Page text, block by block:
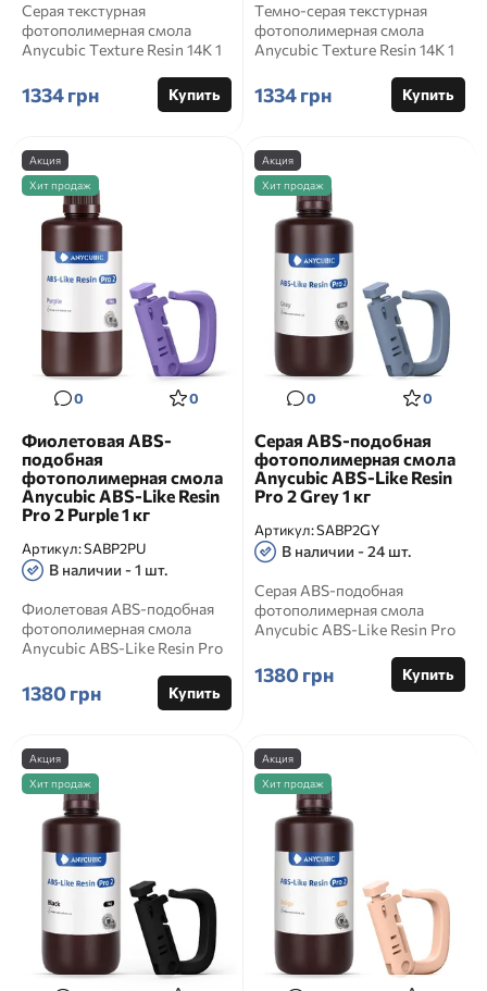
Серая текстурная
фотополимерная смола
Anycubic Texture Resin 14K 1
Официальное н...
1334 грн Купить
Темно-серая текстурная
фотополимерная смола
Anycubic Texture Resin 14K 1
Официал...
1334 грн Купить
Акция
Хит продаж
0 0
Фиолетовая ABS-
подобная
фотополимерная смола
Anycubic ABS-Like Resin
Pro 2 Purple 1 кг
Артикул:SABP2PU
В наличии - 1 шт.
Фиолетовая ABS-подобная
фотополимерная смола
Anycubic ABS-Like Resin Pro
1380 грн Купить
Акция
Хит продаж
0 0
Серая ABS-подобная
фотополимерная смола
Anycubic ABS-Like Resin
Pro 2 Grey 1 кг
Артикул:SABP2GY
В наличии - 24 шт.
Серая ABS-подобная
фотополимерная смола
Anycubic ABS-Like Resin Pro
R...
1380 грн Купить
Акция
Хит продаж
Акция
Хит продаж